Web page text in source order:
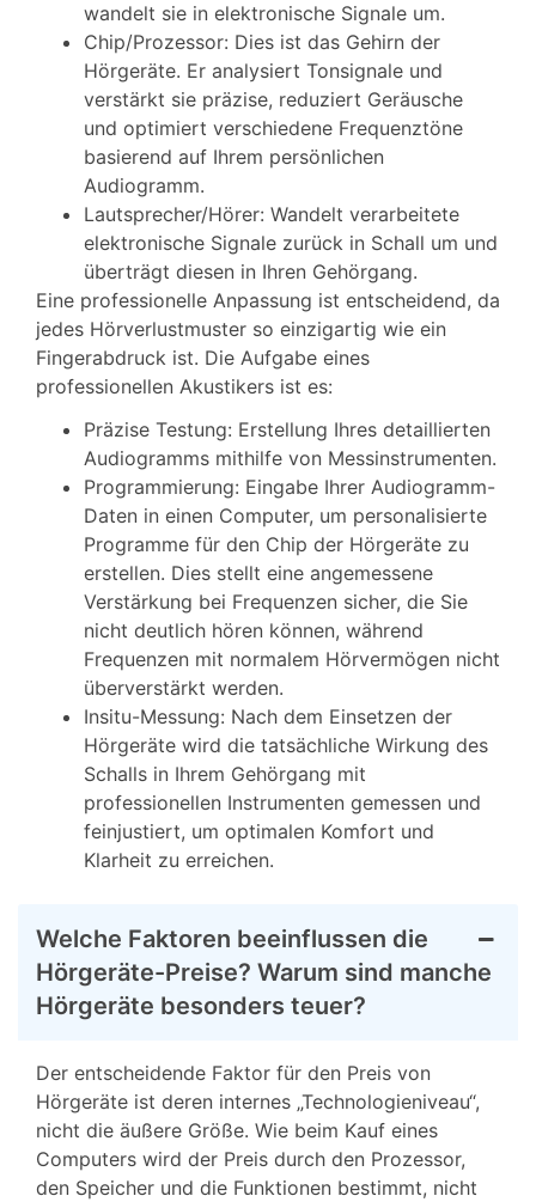
wandelt sie in elektronische Signale um.
Chip/Prozessor: Dies ist das Gehirn der
Hörgeräte. Er analysiert Tonsignale und
verstärkt sie präzise, reduziert Geräusche
und optimiert verschiedene Frequenztöne
basierend auf Ihrem persönlichen
Audiogramm.
Lautsprecher/Hörer: Wandelt verarbeitete
elektronische Signale zurück in Schall um und
überträgt diesen in Ihren Gehörgang.
Eine professionelle Anpassung ist entscheidend, da
jedes Hörverlustmuster so einzigartig wie ein
Fingerabdruck ist. Die Aufgabe eines
professionellen Akustikers ist es:
Präzise Testung: Erstellung Ihres detaillierten
Audiogramms mithilfe von Messinstrumenten.
Programmierung: Eingabe Ihrer Audiogramm-
Daten in einen Computer, um personalisierte
Programme für den Chip der Hörgeräte zu
erstellen. Dies stellt eine angemessene
Verstärkung bei Frequenzen sicher, die Sie
nicht deutlich hören können, während
Frequenzen mit normalem Hörvermögen nicht
überverstärkt werden.
Insitu-Messung: Nach dem Einsetzen der
Hörgeräte wird die tatsächliche Wirkung des
Schalls in Ihrem Gehörgang mit
professionellen Instrumenten gemessen und
feinjustiert, um optimalen Komfort und
Klarheit zu erreichen.
Welche Faktoren beeinflussen die
Hörgeräte-Preise? Warum sind manche
Hörgeräte besonders teuer?
Der entscheidende Faktor für den Preis von
Hörgeräte ist deren internes „Technologieniveau“,
nicht die äußere Größe. Wie beim Kauf eines
Computers wird der Preis durch den Prozessor,
den Speicher und die Funktionen bestimmt, nicht